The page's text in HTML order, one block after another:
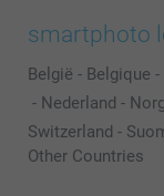
smartphoto
België - Belgique -
- Nederland -
Switzerland -
Other Countries